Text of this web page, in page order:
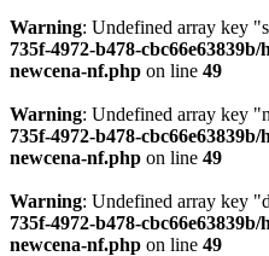
Warning: Undefined array key
735f-4972-b478-
newcena-nf.php on line 49
Warning: Undefined array key
735f-4972-b478-
newcena-nf.php on line 49
Warning: Undefined array key
735f-4972-b478-
newcena-nf.php on line 49